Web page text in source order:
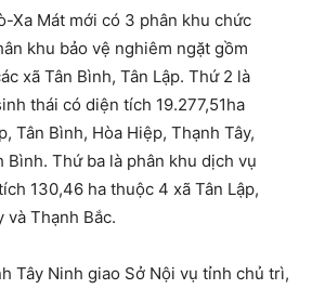
Xa Mát mới có 3 phân khu chức
khu bảo vệ nghiêm ngặt gồm
xã Tân Bình, Tân Lập. Thứ 2 là
thái có diện tích 19.277,51ha
Tân Bình, Hòa Hiệp, Thạnh Tây,
Bình. Thứ ba là phân khu dịch vụ
130,46 ha thuộc 4 xã Tân Lập,
và Thạnh Bắc.
Tây Ninh giao Sở Nội vụ tỉnh chủ trì,